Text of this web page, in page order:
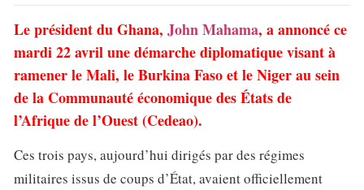
Le président du Ghana, John Mahama, a annoncé ce
mardi 22 avril une démarche diplomatique visant à
ramener le Mali, le Burkina Faso et le Niger au sein
de la Communauté économique des États de
l’Afrique de l’Ouest (Cedeao).
Ces trois pays, aujourd’hui dirigés par des régimes
militaires issus de coups d’État, avaient officiellement